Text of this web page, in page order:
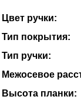
Цвет ручки:
Тип покрытия:
Тип ручки:
Межосевое
Высота планки: